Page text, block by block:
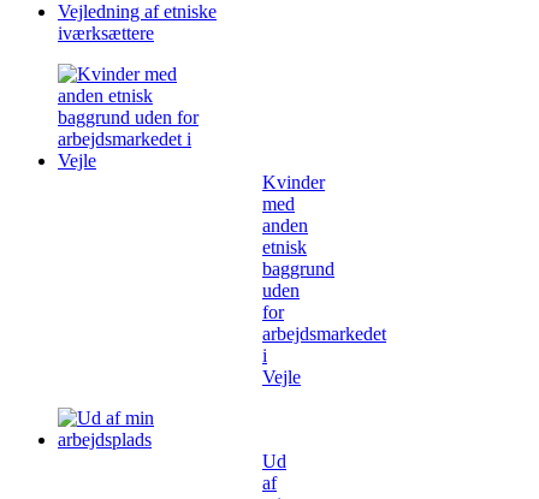
Vejledning af etniske
iværksættere
Kvinder
med
anden
etnisk
baggrund
uden
for
arbejdsmarkedet
i
Vejle
Ud
af